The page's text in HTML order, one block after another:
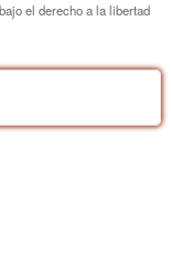
el derecho a la libertad